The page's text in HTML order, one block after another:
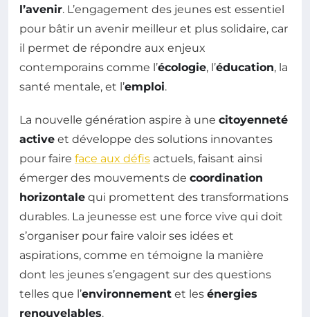
l’avenir. L’engagement des jeunes est essentiel
pour bâtir un avenir meilleur et plus solidaire, car
il permet de répondre aux enjeux
contemporains comme l’écologie, l’éducation, la
santé mentale, et l’emploi.
La nouvelle génération aspire à une citoyenneté
active et développe des solutions innovantes
pour faire face aux défis actuels, faisant ainsi
émerger des mouvements de coordination
horizontale qui promettent des transformations
durables. La jeunesse est une force vive qui doit
s’organiser pour faire valoir ses idées et
aspirations, comme en témoigne la manière
dont les jeunes s’engagent sur des questions
telles que l’environnement et les énergies
renouvelables.